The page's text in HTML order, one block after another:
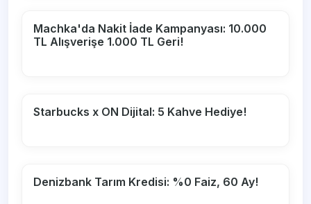
Machka'da Nakit İade Kampanyası: 10.000
TL Alışverişe 1.000 TL Geri!
Starbucks x ON Dijital: 5 Kahve Hediye!
Denizbank Tarım Kredisi: %0 Faiz, 60 Ay!